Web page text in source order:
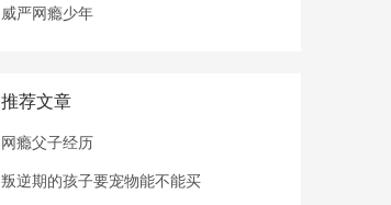
威严网瘾少年
推荐文章
网瘾父子经历
叛逆期的孩子要宠物能不能买